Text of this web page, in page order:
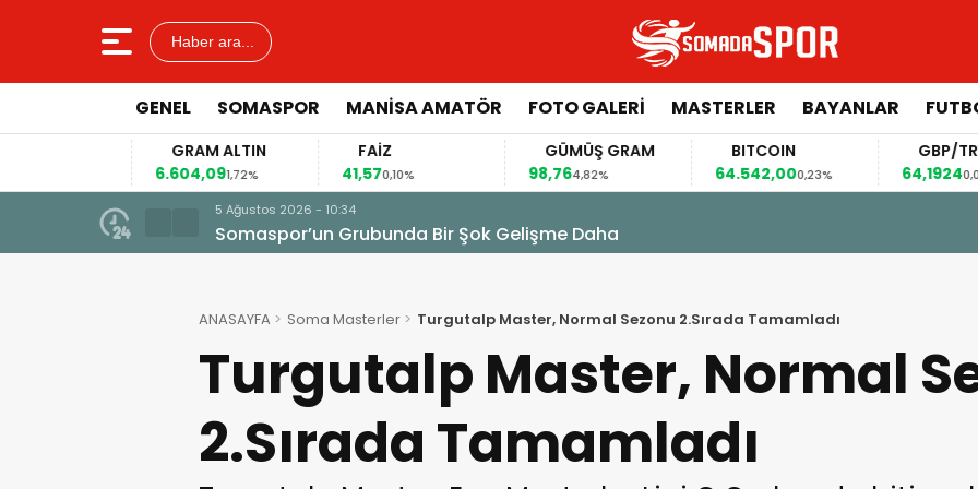
Haber ara...
GENEL SOMASPOR MANISA AMATÖR FOTO GALERI MASTERLER BAYANLAR
GRAM ALTIN
6.604,091,72%
FAİZ
41,57
0,10%
GÜMÜŞ GRAM
98,76
4,82%
BITCOIN
64.542,000,23%
GBP/TRY
64,19240,01%
5 Ağustos 2026 - 10:34
Somaspor’un Grubunda Bir Şok Gelişme Daha
ANASAYFA Soma Masterler Turgutalp Master, Normal Sezonu 2.Sırada Tamamladı
Turgutalp Master, Normal
2.Sırada Tamamladı